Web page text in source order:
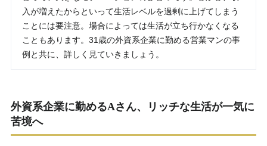
入が増えたからといって生活レベルを過剰に上げてしまう
ことには要注意。場合によっては生活が立ち行かなくなる
こともあります。31歳の外資系企業に勤める営業マンの事
例と共に、詳しく見ていきましょう。
外資系企業に勤めるAさん、リッチな生活が一気に
苦境へ